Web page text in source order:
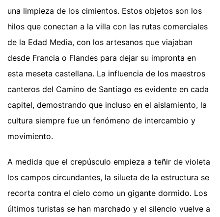
una limpieza de los cimientos. Estos objetos son los
hilos que conectan a la villa con las rutas comerciales
de la Edad Media, con los artesanos que viajaban
desde Francia o Flandes para dejar su impronta en
esta meseta castellana. La influencia de los maestros
canteros del Camino de Santiago es evidente en cada
capitel, demostrando que incluso en el aislamiento, la
cultura siempre fue un fenómeno de intercambio y
movimiento.
A medida que el crepúsculo empieza a teñir de violeta
los campos circundantes, la silueta de la estructura se
recorta contra el cielo como un gigante dormido. Los
últimos turistas se han marchado y el silencio vuelve a